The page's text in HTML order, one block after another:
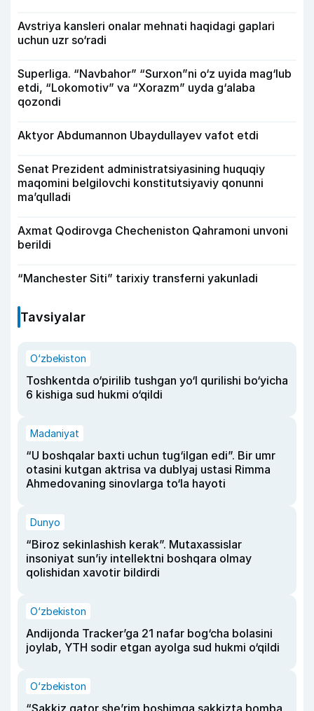
Avstriya kansleri onalar mehnati haqidagi gaplari
uchun uzr so‘radi
Superliga. “Navbahor” “Surxon”ni o‘z uyida mag‘lub
etdi, “Lokomotiv” va “Xorazm” uyda g‘alaba
qozondi
Aktyor Abdu­mannon Ubaydullayev vafot etdi
Senat Prezident administratsiyasining huquqiy
maqomini belgilovchi konstitutsiyaviy qonunni
ma’qulladi
Axmat Qodirovga Checheniston Qahramoni unvoni
berildi
“Manchester Siti” tarixiy transferni yakunladi
Tavsiyalar
O‘zbekiston
Toshkentda o‘pirilib tushgan yo‘l qurilishi bo‘yicha
6 kishiga sud hukmi o‘qildi
Madaniyat
“U boshqalar baxti uchun tug‘ilgan edi”. Bir umr
otasini kutgan aktrisa va dublyaj ustasi Rimma
Ahmedovaning sinovlarga to‘la hayoti
Dunyo
“Biroz sekinlashish kerak”. Mutaxassislar
insoniyat sun’iy intellektni boshqara olmay
qolishidan xavotir bildirdi
O‘zbekiston
Andijonda Tracker’ga 21 nafar bog‘cha bolasini
joylab, YTH sodir etgan ayolga sud hukmi o‘qildi
O‘zbekiston
“Sakkiz qator she’rim boshimga sakkizta bomba